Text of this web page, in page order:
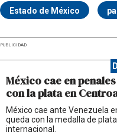
Estado de México
PUBLICIDAD
México cae en
con la plata en
México cae ante Venezuela
queda con la medalla de
internacional.